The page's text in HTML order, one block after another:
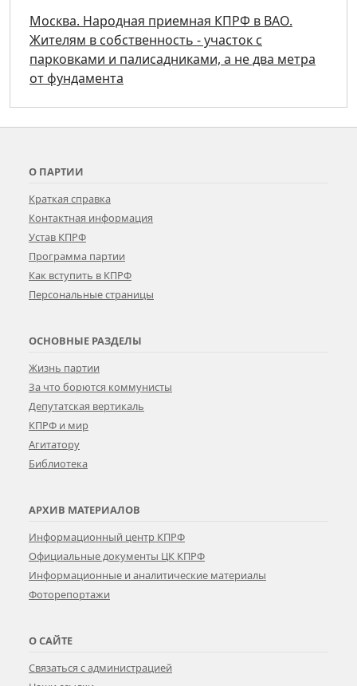
Москва. Народная приемная КПРФ в ВАО.
Жителям в собственность - участок с
парковками и палисадниками, а не два метра
от фундамента
О ПАРТИИ
Краткая справка
Контактная информация
Устав КПРФ
Программа партии
Как вступить в КПРФ
Персональные страницы
ОСНОВНЫЕ РАЗДЕЛЫ
Жизнь партии
За что борются коммунисты
Депутатская вертикаль
КПРФ и мир
Агитатору
Библиотека
АРХИВ МАТЕРИАЛОВ
Информационный центр КПРФ
Официальные документы ЦК КПРФ
Информационные и аналитические материалы
Фоторепортажи
О САЙТЕ
Связаться с администрацией